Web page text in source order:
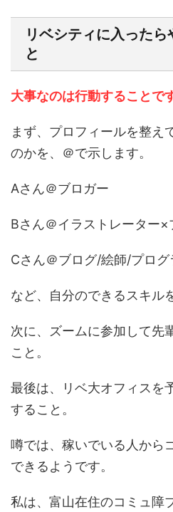
リベシティに入ったら
と
大事なのは行動することです
まず、プロフィールを整え
のかを、＠で示します。
Aさん＠ブロガー
Bさん＠イラストレーター×
Cさん＠ブログ/絵師/プログ
など、自分のできるスキル
次に、ズームに参加して先
こと。
最後は、リベ大オフィスを
すること。
噂では、稼いでいる人から
できるようです。
私は、富山在住のコミュ障